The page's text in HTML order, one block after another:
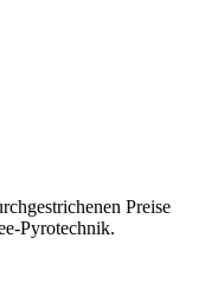
Preise
Pyrotechnik.